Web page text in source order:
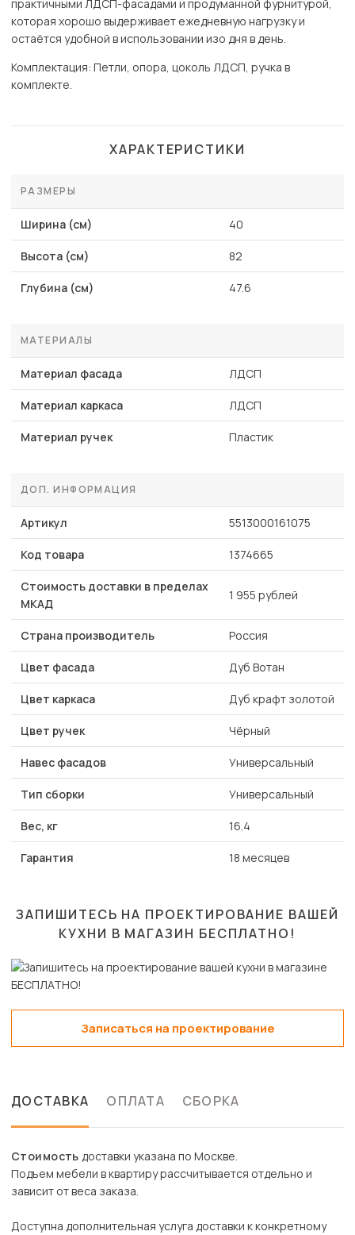
практичными ЛДСП-фасадами и продуманной фурнитурой,
которая хорошо выдерживает ежедневную нагрузку и
остаётся удобной в использовании изо дня в день.
Комплектация: Петли, опора, цоколь ЛДСП, ручка в
комплекте.
ХАРАКТЕРИСТИКИ
РАЗМЕРЫ
Ширина (см) 40
Высота (см) 82
Глубина (см) 47.6
МАТЕРИАЛЫ
Материал фасада ЛДСП
Материал каркаса ЛДСП
Материал ручек Пластик
ДОП. ИНФОРМАЦИЯ
Артикул 5513000161075
Код товара 1374665
Стоимость доставки в пределах
МКАД
1 955 рублей
Страна производитель Россия
Цвет фасада Дуб Вотан
Цвет каркаса Дуб крафт золотой
Цвет ручек Чёрный
Навес фасадов Универсальный
Тип сборки Универсальный
Вес, кг 16.4
Гарантия 18 месяцев
ЗАПИШИТЕСЬ НА ПРОЕКТИРОВАНИЕ ВАШЕЙ
КУХНИ В МАГАЗИН БЕСПЛАТНО!
Записаться на проектирование
ДОСТАВКА ОПЛАТА СБОРКА
Стоимость доставки указана по Москве.
Подъем мебели в квартиру рассчитывается отдельно и
зависит от веса заказа.
Доступна дополнительная услуга доставки к конкретному